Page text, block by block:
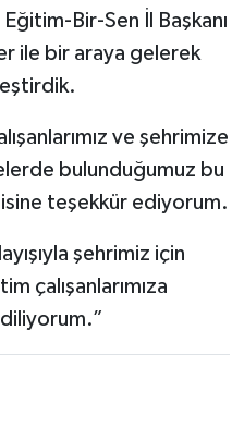
Bir-Sen İl Başkanı
ile bir araya gelerek
ve şehrimize
bulunduğumuz bu
teşekkür ediyorum.
şehrimiz için
çalışanlarımıza
diliyorum.”